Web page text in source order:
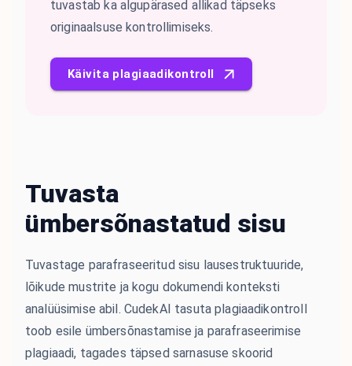
tuvastab ka algupärased allikad täpseks
originaalsuse kontrollimiseks.
Käivita plagiaadikontroll
Tuvasta
ümbersõnastatud sisu
Tuvastage parafraseeritud sisu lausestruktuuride,
lõikude mustrite ja kogu dokumendi konteksti
analüüsimise abil. CudekAI tasuta plagiaadikontroll
toob esile ümbersõnastamise ja parafraseerimise
plagiaadi, tagades täpsed sarnasuse skoorid